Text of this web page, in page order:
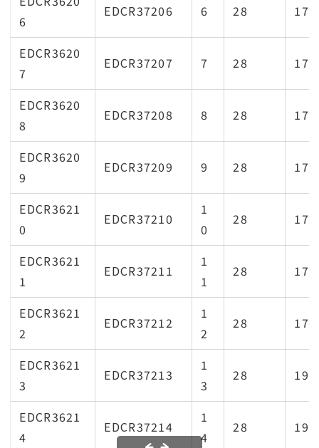
6
EDCR37206 6 28
EDCR3620
7
EDCR37207 7 28
EDCR3620
8
EDCR37208 8 28
EDCR3620
9
EDCR37209 9 28
EDCR3621
0
EDCR37210
1
0
28
EDCR3621
1
EDCR37211
1
1
28
EDCR3621
2
EDCR37212
1
2
28
EDCR3621
3
EDCR37213
1
3
28
EDCR3621
4
EDCR37214
1
4
28